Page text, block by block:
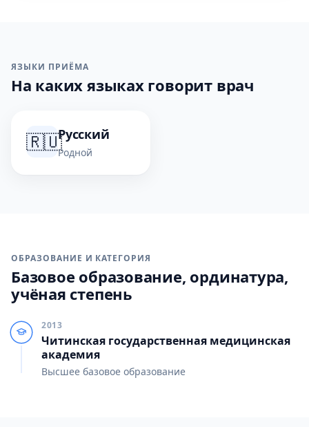
ЯЗЫКИ ПРИЁМА
На каких языках говорит врач
🇷🇺Русский
Родной
ОБРАЗОВАНИЕ И КАТЕГОРИЯ
Базовое образование, ординатура,
учёная степень
2013
Читинская государственная медицинская
академия
Высшее базовое образование